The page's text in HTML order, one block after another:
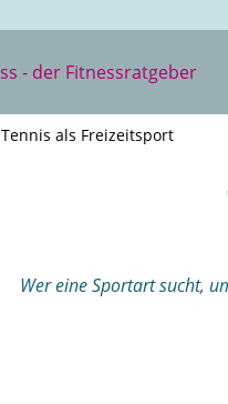
Tennis als Freizeitsport
Wer eine Sportart sucht,